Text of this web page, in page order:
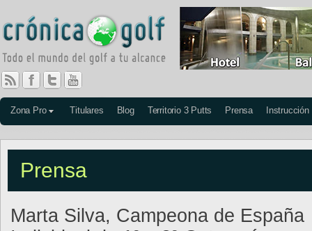
Zona Pro Titulares Blog Territorio 3 Putts Prensa Instrucción
Prensa
Marta Silva, Campeona de España